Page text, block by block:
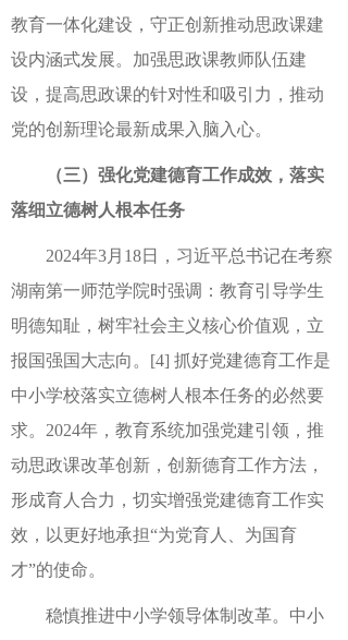
教育一体化建设，守正创新推动思政课建
设内涵式发展。加强思政课教师队伍建
设，提高思政课的针对性和吸引力，推动
党的创新理论最新成果入脑入心。
（三）强化党建德育工作成效，落实
落细立德树人根本任务
2024年3月18日，习近平总书记在考察
湖南第一师范学院时强调：教育引导学生
明德知耻，树牢社会主义核心价值观，立
报国强国大志向。 [4] 抓好党建德育工作是
中小学校落实立德树人根本任务的必然要
求。2024年，教育系统加强党建引领，推
动思政课改革创新，创新德育工作方法，
形成育人合力，切实增强党建德育工作实
效，以更好地承担“为党育人、为国育
才”的使命。
稳慎推进中小学领导体制改革。中小